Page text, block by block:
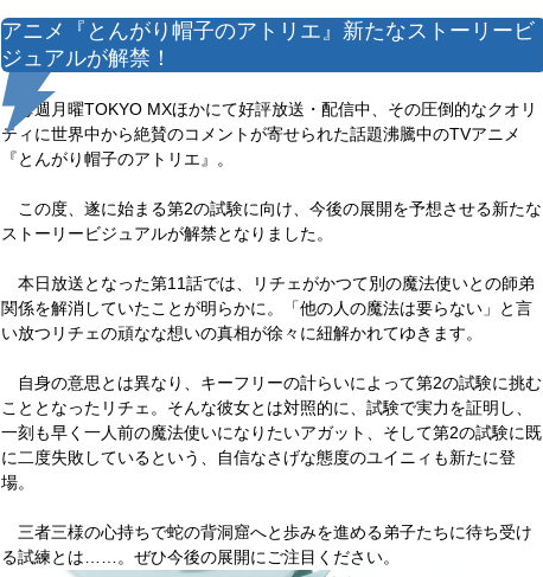
アニメ『とんがり帽子のアトリエ』新たなストーリービ
ジュアルが解禁！
毎週月曜TOKYO MXほかにて好評放送・配信中、その圧倒的なクオリ
ティに世界中から絶賛のコメントが寄せられた話題沸騰中のTVアニメ
『とんがり帽子のアトリエ』。
この度、遂に始まる第2の試験に向け、今後の展開を予想させる新たな
ストーリービジュアルが解禁となりました。
本日放送となった第11話では、リチェがかつて別の魔法使いとの師弟
関係を解消していたことが明らかに。「他の人の魔法は要らない」と言
い放つリチェの頑なな想いの真相が徐々に紐解かれてゆきます。
自身の意思とは異なり、キーフリーの計らいによって第2の試験に挑む
こととなったリチェ。そんな彼女とは対照的に、試験で実力を証明し、
一刻も早く一人前の魔法使いになりたいアガット、そして第2の試験に既
に二度失敗しているという、自信なさげな態度のユイニィも新たに登
場。
三者三様の心持ちで蛇の背洞窟へと歩みを進める弟子たちに待ち受け
る試練とは……。ぜひ今後の展開にご注目ください。